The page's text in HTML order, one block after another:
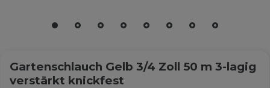
Gartenschlauch Gelb 3/4 Zoll 50 m 3-lagig
verstärkt knickfest